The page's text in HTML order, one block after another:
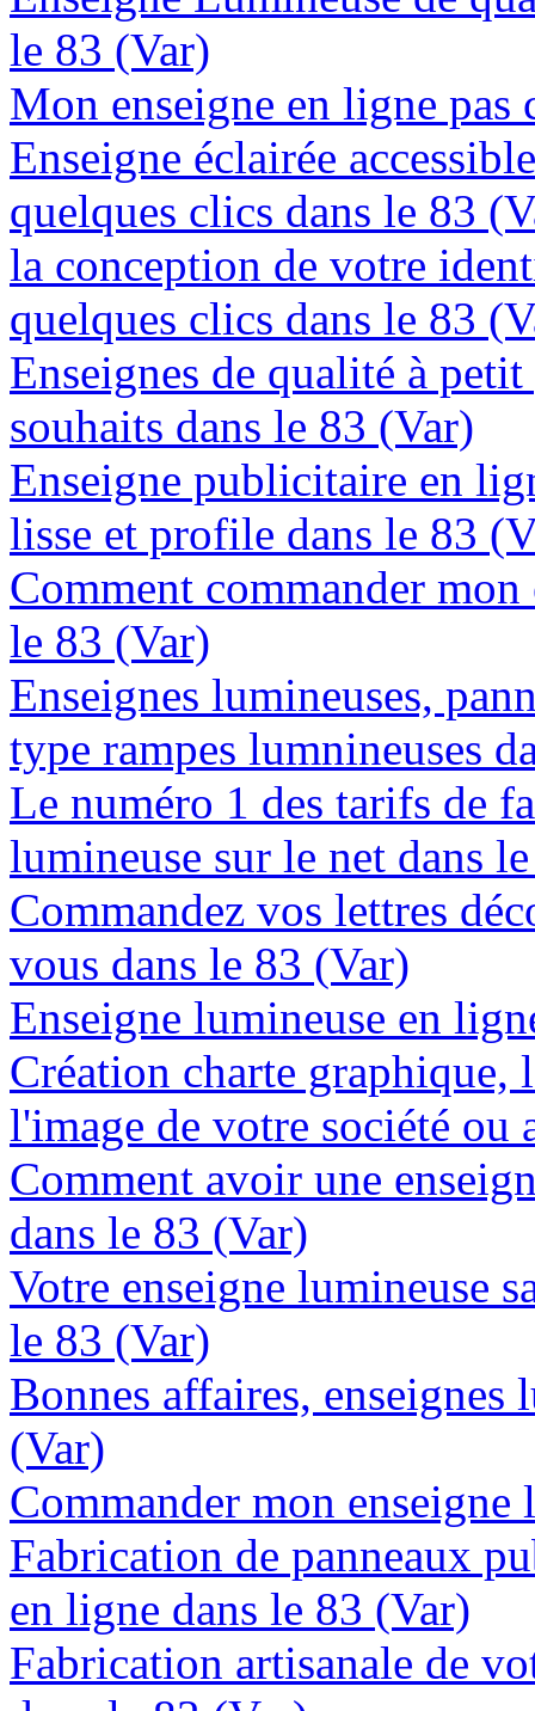
le 83 (Var)
Mon enseigne en ligne pas
Enseigne éclairée
quelques clics dans le 83
la conception de votre
quelques clics dans le 83
Enseignes de qualité à
souhaits dans le 83 (Var)
Enseigne publicitaire en
lisse et profile dans le 83
Comment commander
le 83 (Var)
Enseignes lumineuses,
type rampes lumnineuses
Le numéro 1 des tarifs de
lumineuse sur le net dans
Commandez vos lettres
vous dans le 83 (Var)
Enseigne lumineuse en
Création charte graphique,
l'image de votre société ou
Comment avoir une
dans le 83 (Var)
Votre enseigne lumineuse
le 83 (Var)
Bonnes affaires, enseignes
(Var)
Commander mon
Fabrication de panneaux
en ligne dans le 83 (Var)
Fabrication artisanale de